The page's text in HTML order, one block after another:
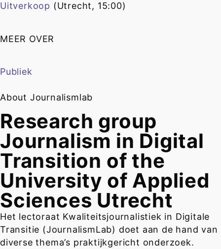
Uitverkoop (Utrecht, 15:00)
MEER OVER
Publiek
About Journalismlab
Research group
Journalism in Digital
Transition of the
University of Applied
Sciences Utrecht
Het lectoraat Kwaliteitsjournalistiek in Digitale
Transitie (JournalismLab) doet aan de hand van
diverse thema’s praktijkgericht onderzoek.